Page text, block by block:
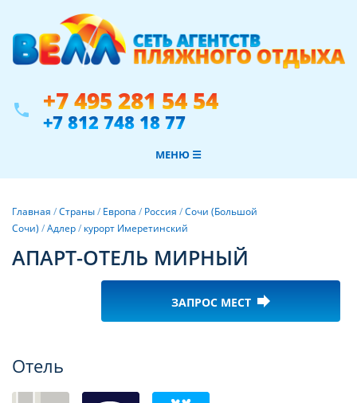
phone +7 495 281 54 54
+7 812 748 18 77
МЕНЮ ☰
Главная /Страны/ Европа / Россия /Сочи (Большой
Сочи) /Адлер/ курорт Имеретинский
АПАРТ-ОТЕЛЬ МИРНЫЙ
ЗАПРОС МЕСТ forward
Отель